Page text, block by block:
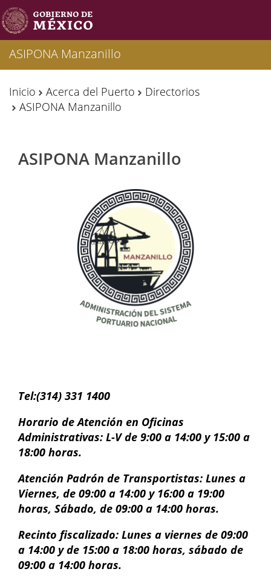
ASIPONA Manzanillo
Inicio Acerca del Puerto
Directorios
ASIPONA Manzanillo
ASIPONA Manzanillo
Tel:(314) 331 1400
Horario de Atención en Oficinas
Administrativas: L-V de 9:00 a 14:00 y 15:00 a
18:00 horas.
Atención Padrón de Transportistas: Lunes a
Viernes, de 09:00 a 14:00 y 16:00 a 19:00
horas, Sábado, de 09:00 a 14:00 horas.
Recinto fiscalizado: Lunes a viernes de 09:00
a 14:00 y de 15:00 a 18:00 horas, sábado de
09:00 a 14:00 horas.